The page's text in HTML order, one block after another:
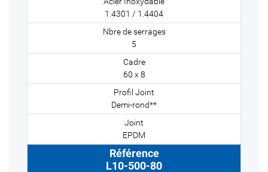
1.4301 / 1.4404
5
60 x 8
Demi-rond**
EPDM
L10-500-80